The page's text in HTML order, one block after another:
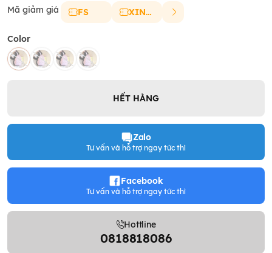
Mã giảm giá FS XINCHAO
Color
HẾT HÀNG
Zalo
Tư vấn và hỗ trợ ngay tức thì
Facebook
Tư vấn và hỗ trợ ngay tức thì
Hottline
0818818086